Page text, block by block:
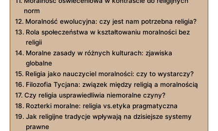
norm
Moralność ewolucyjna: czy jest⁤ nam potrzebna religia?
Rola społeczeństwa w kształtowaniu moralności bez
religii
Moralne‍ zasady ‌w różnych kulturach: zjawiska
globalne
Religia jako nauczyciel moralności: czy to wystarczy?
Filozofia⁤ Tycjana: ⁢związek między religią a moralnością
Czy religia usprawiedliwia niemoralne czyny?
Rozterki moralne: religia vs.etyka pragmatyczna
Jak religijne tradycje wpływają na dzisiejsze systemy
prawne